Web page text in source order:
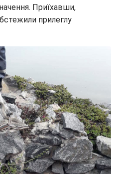
Приїхавши,
прилеглу